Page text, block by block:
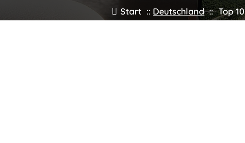
Start :: Deutschland:: Top